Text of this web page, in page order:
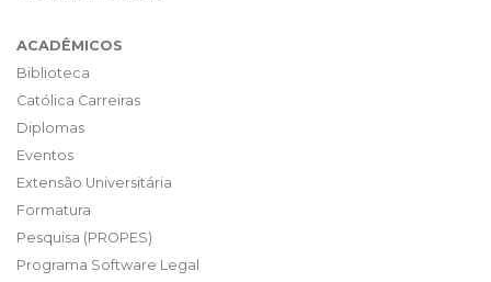
ACADÊMICOS
Biblioteca
Católica Carreiras
Diplomas
Eventos
Extensão Universitária
Formatura
Pesquisa (PROPES)
Programa Software Legal